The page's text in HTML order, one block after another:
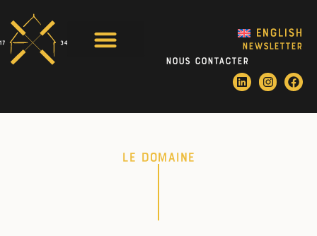
English
NEWSLETTER
Nous contacter
Le domaine